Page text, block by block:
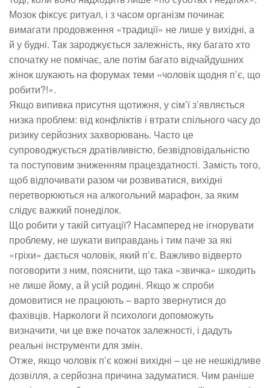
Мозок фіксує ритуал, і з часом організм починає
вимагати продовження «традиції» не лише у вихідні, а
й у будні. Так зароджується залежність, яку багато хто
спочатку не помічає, але потім багато відчайдушних
жінок шукають на форумах теми «чоловік щодня п’є, що
робити?!».
Якщо випивка присутня щотижня, у сім’ї з’являється
низка проблем: від конфліктів і втрати спільного часу до
ризику серйозних захворювань. Часто це
супроводжується дратівливістю, безвідповідальністю
та поступовим зниженням працездатності. Замість того,
щоб відпочивати разом чи розвиватися, вихідні
перетворюються на алкогольний марафон, за яким
слідує важкий понеділок.
Що робити у такій ситуації? Насамперед не ігнорувати
проблему, не шукати виправдань і тим паче за які
«гріхи» дається чоловік, який п’є. Важливо відверто
поговорити з ним, пояснити, що така «звичка» шкодить
не лише йому, а й усій родині. Якщо ж спроби
домовитися не працюють – варто звернутися до
фахівців. Наркологи й психологи допоможуть
визначити, чи це вже початок залежності, і дадуть
реальні інструменти для змін.
Отже, якщо чоловік п’є кожні вихідні – це не нешкідливе
дозвілля, а серйозна причина задуматися. Чим раніше